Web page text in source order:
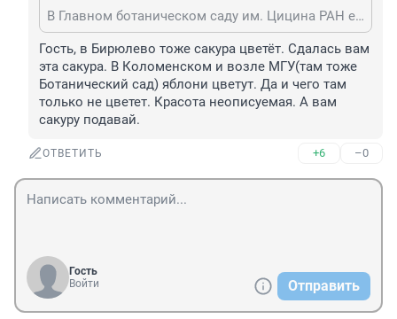
В Главном ботаническом саду им. Цицина РАН есть небольшой японский садик. Не знаю, в каком состоянии он сейчас, когда-то цвела сакура. Было красиво.
Гость, в Бирюлево тоже сакура цветёт. Сдалась вам
эта сакура. В Коломенском и возле МГУ(там тоже
Ботанический сад) яблони цветут. Да и чего там
только не цветет. Красота неописуемая. А вам
сакуру подавай.
ОТВЕТИТЬ +6 –0
Гость
Войти
Отправить